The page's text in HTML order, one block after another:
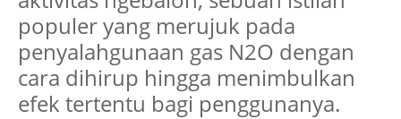
populer yang merujuk pada
penyalahgunaan gas N2O dengan
cara dihirup hingga menimbulkan
efek tertentu bagi penggunanya.